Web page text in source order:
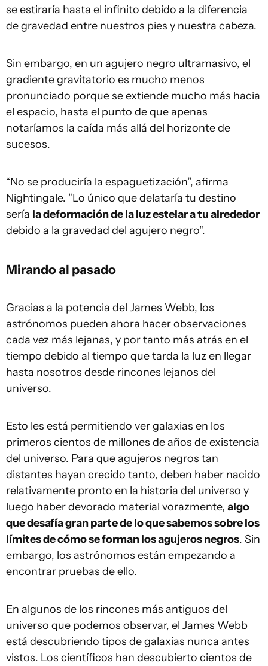
se estiraría hasta el infinito debido a la diferencia
de gravedad entre nuestros pies y nuestra cabeza.
Sin embargo, en un agujero negro ultramasivo, el
gradiente gravitatorio es mucho menos
pronunciado porque se extiende mucho más hacia
el espacio, hasta el punto de que apenas
notaríamos la caída más allá del horizonte de
sucesos.
“No se produciría la espaguetización”, afirma
Nightingale. "Lo único que delataría tu destino
sería la deformación de la luz estelar a tu alrededor
debido a la gravedad del agujero negro".
Mirando al pasado
Gracias a la potencia del James Webb, los
astrónomos pueden ahora hacer observaciones
cada vez más lejanas, y por tanto más atrás en el
tiempo debido al tiempo que tarda la luz en llegar
hasta nosotros desde rincones lejanos del
universo.
Esto les está permitiendo ver galaxias en los
primeros cientos de millones de años de existencia
del universo. Para que agujeros negros tan
distantes hayan crecido tanto, deben haber nacido
relativamente pronto en la historia del universo y
luego haber devorado material vorazmente, algo
que desafía gran parte de lo que sabemos sobre los
límites de cómo se forman los agujeros negros. Sin
embargo, los astrónomos están empezando a
encontrar pruebas de ello.
En algunos de los rincones más antiguos del
universo que podemos observar, el James Webb
está descubriendo tipos de galaxias nunca antes
vistos. Los científicos han descubierto cientos de